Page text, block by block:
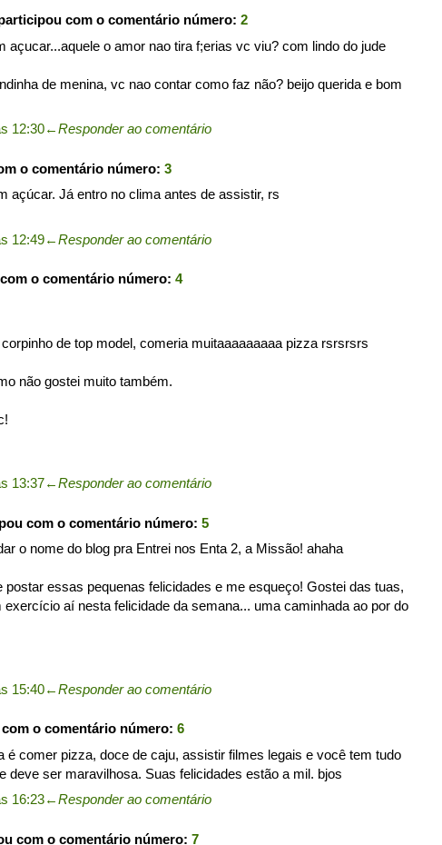
com o comentário número: 2
açucar...aquele o amor nao tira f;erias vc viu? com lindo do jude
de menina, vc nao contar como faz não? beijo querida e bom
12:30←Responder ao comentário
o comentário número: 3
açúcar. Já entro no clima antes de assistir, rs
12:49←Responder ao comentário
o comentário número: 4
de top model, comeria muitaaaaaaaaa pizza rsrsrsrs
não gostei muito também.
13:37←Responder ao comentário
com o comentário número: 5
o nome do blog pra Entrei nos Enta 2, a Missão! ahaha
postar essas pequenas felicidades e me esqueço! Gostei das tuas,
exercício aí nesta felicidade da semana... uma caminhada ao por do
15:40←Responder ao comentário
o comentário número: 6
é comer pizza, doce de caju, assistir filmes legais e você tem tudo
deve ser maravilhosa. Suas felicidades estão a mil. bjos
16:23←Responder ao comentário
com o comentário número: 7